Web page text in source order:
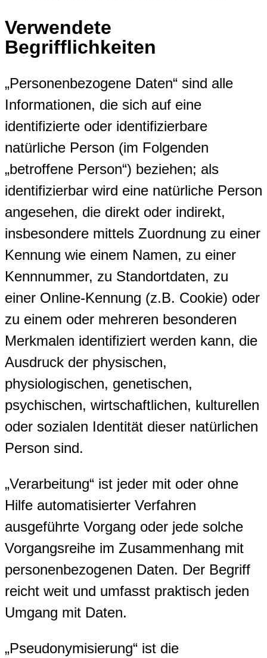
Verwendete
Begrifflichkeiten
„Personenbezogene Daten“ sind alle
Informationen, die sich auf eine
identifizierte oder identifizierbare
natürliche Person (im Folgenden
„betroffene Person“) beziehen; als
identifizierbar wird eine natürliche Person
angesehen, die direkt oder indirekt,
insbesondere mittels Zuordnung zu einer
Kennung wie einem Namen, zu einer
Kennnummer, zu Standortdaten, zu
einer Online-Kennung (z.B. Cookie) oder
zu einem oder mehreren besonderen
Merkmalen identifiziert werden kann, die
Ausdruck der physischen,
physiologischen, genetischen,
psychischen, wirtschaftlichen, kulturellen
oder sozialen Identität dieser natürlichen
Person sind.
„Verarbeitung“ ist jeder mit oder ohne
Hilfe automatisierter Verfahren
ausgeführte Vorgang oder jede solche
Vorgangsreihe im Zusammenhang mit
personenbezogenen Daten. Der Begriff
reicht weit und umfasst praktisch jeden
Umgang mit Daten.
„Pseudonymisierung“ ist die